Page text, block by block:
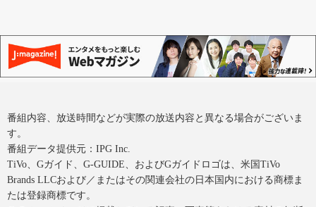
番組内容、放送時間などが実際の放送内容と異なる場合がございま
す。
番組データ提供元：IPG Inc.
TiVo、Gガイド、G-GUIDE、およびGガイドロゴは、米国TiVo
Brands LLCおよび／またはその関連会社の日本国内における商標ま
たは登録商標です。